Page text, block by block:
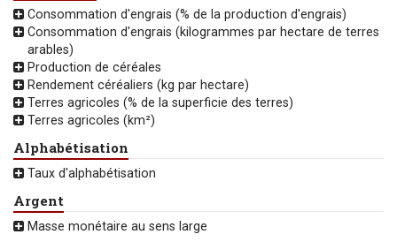
Consommation d'engrais (% de la production d'engrais)
Consommation d'engrais (kilogrammes par hectare de terres
arables)
Production de céréales
Rendement céréaliers (kg par hectare)
Terres agricoles (% de la superficie des terres)
Terres agricoles (km²)
Alphabétisation
Taux d'alphabétisation
Argent
Masse monétaire au sens large